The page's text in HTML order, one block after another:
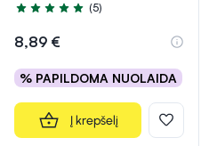
Įvertinimas 5.0 iš 5
(5)
8,89 €
% PAPILDOMA NUOLAIDA
Į krepšelį